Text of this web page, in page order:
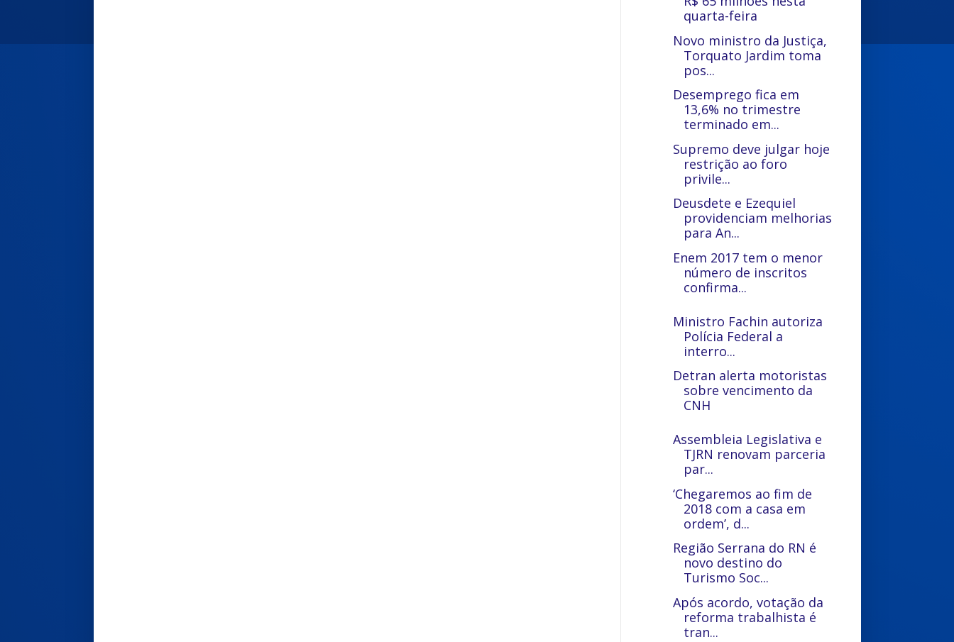
quarta-feira
Novo ministro da Justiça,
Torquato Jardim toma
pos...
Desemprego fica em
13,6% no trimestre
terminado em...
Supremo deve julgar hoje
restrição ao foro
privile...
Deusdete e Ezequiel
providenciam melhorias
para An...
Enem 2017 tem o menor
número de inscritos
confirma...
Ministro Fachin autoriza
Polícia Federal a
interro...
Detran alerta motoristas
sobre vencimento da
CNH
Assembleia Legislativa e
TJRN renovam parceria
par...
‘Chegaremos ao fim de
2018 com a casa em
ordem’, d...
Região Serrana do RN é
novo destino do
Turismo Soc...
Após acordo, votação da
reforma trabalhista é
tran...